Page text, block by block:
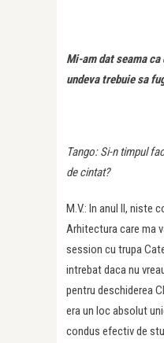
Mi-am dat seama
undeva trebuie sa
Tango: Si-n timpul
de cintat?
M.V.: In anul II, niste
Arhitectura care ma
session cu trupa
intrebat daca nu
pentru deschiderea
era un loc absolut
condus efectiv de